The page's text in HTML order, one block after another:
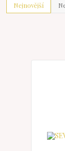
Nejnovější